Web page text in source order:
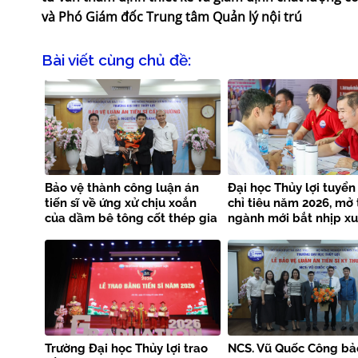
và Phó Giám đốc Trung tâm Quản lý nội trú
Bài viết cùng chủ đề:
Bảo vệ thành công luận án
tiến sĩ về ứng xử chịu xoắn
của dầm bê tông cốt thép gia
Đại học Thủy lợi tuyển
chỉ tiêu năm 2026, mở
ngành mới bắt nhịp
Trường Đại học Thủy lợi trao
NCS. Vũ Quốc Công